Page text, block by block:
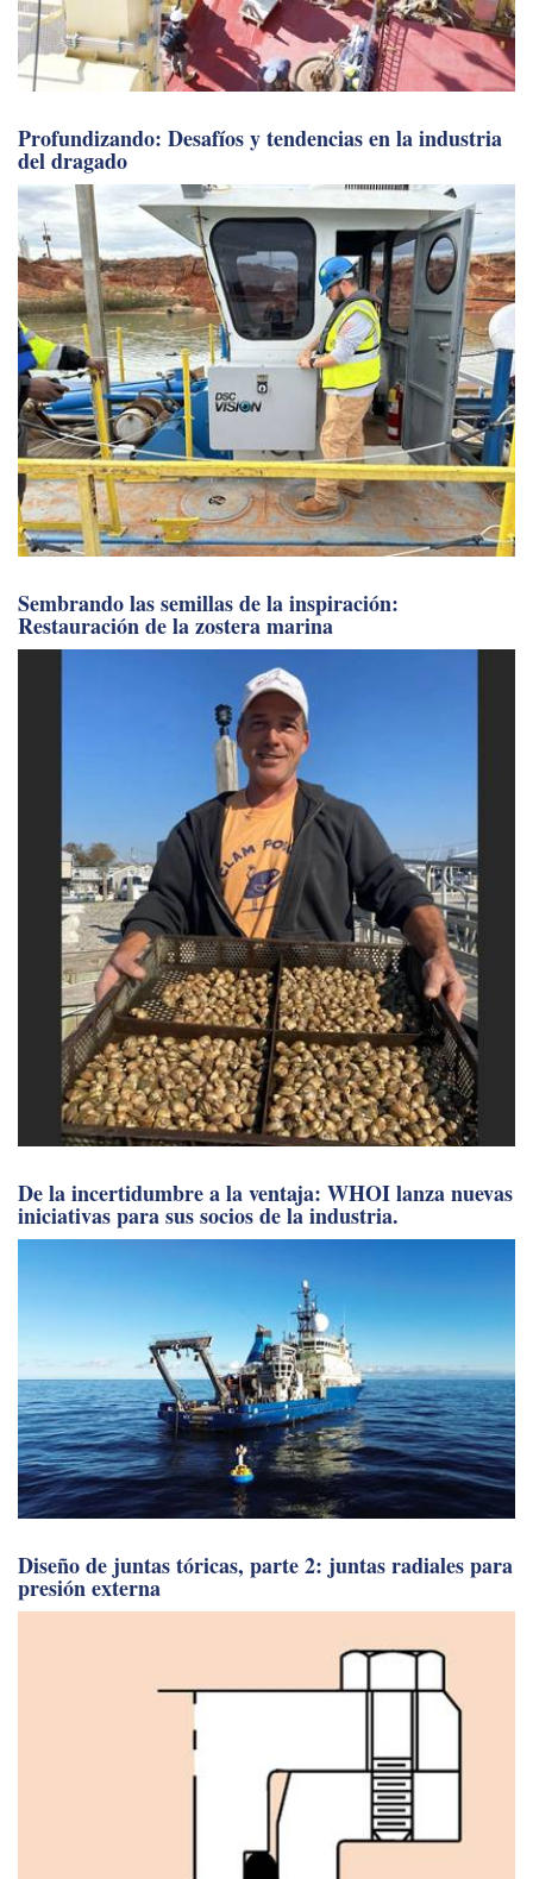
Profundizando: Desafíos y tendencias en la industria
del dragado
Sembrando las semillas de la inspiración:
Restauración de la zostera marina
De la incertidumbre a la ventaja: WHOI lanza nuevas
iniciativas para sus socios de la industria.
Diseño de juntas tóricas, parte 2: juntas radiales para
presión externa